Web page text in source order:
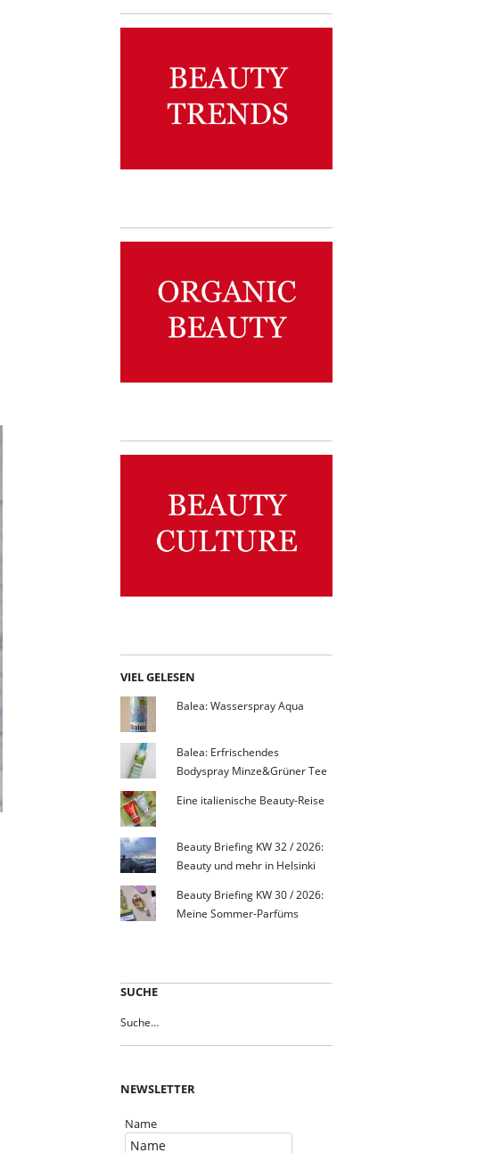
VIEL GELESEN
Balea: Wasserspray Aqua
Balea: Erfrischendes
Bodyspray Minze&Grüner Tee
Eine italienische Beauty-Reise
Beauty Briefing KW 32 / 2026:
Beauty und mehr in Helsinki
Beauty Briefing KW 30 / 2026:
Meine Sommer-Parfüms
SUCHE
NEWSLETTER
Name